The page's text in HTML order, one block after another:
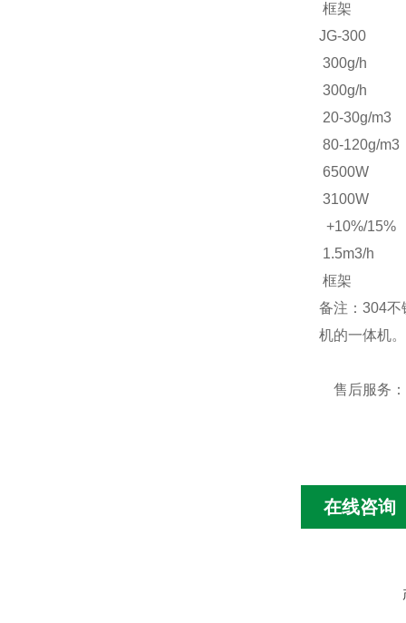
框架
JG-300
300g/h
300g/h
20-30g/m3
80-120g/m3
6500W
3100W
+10%/15%
1.5m3/h
框架
备注：304
机的一体机。
售后服务：
在线咨询